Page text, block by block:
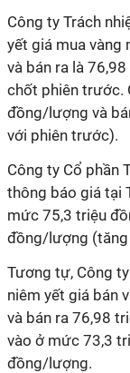
Công ty Trách
yết giá mua
và bán ra là
chốt phiên trước.
đồng/lượng và
với phiên trước).
Công ty Cổ phần
thông báo giá tại
mức 75,3 triệu
đồng/lượng (tăng
Tương tự, Công
niêm yết giá bán
và bán ra 76,98
vào ở mức 73,3
đồng/lượng.